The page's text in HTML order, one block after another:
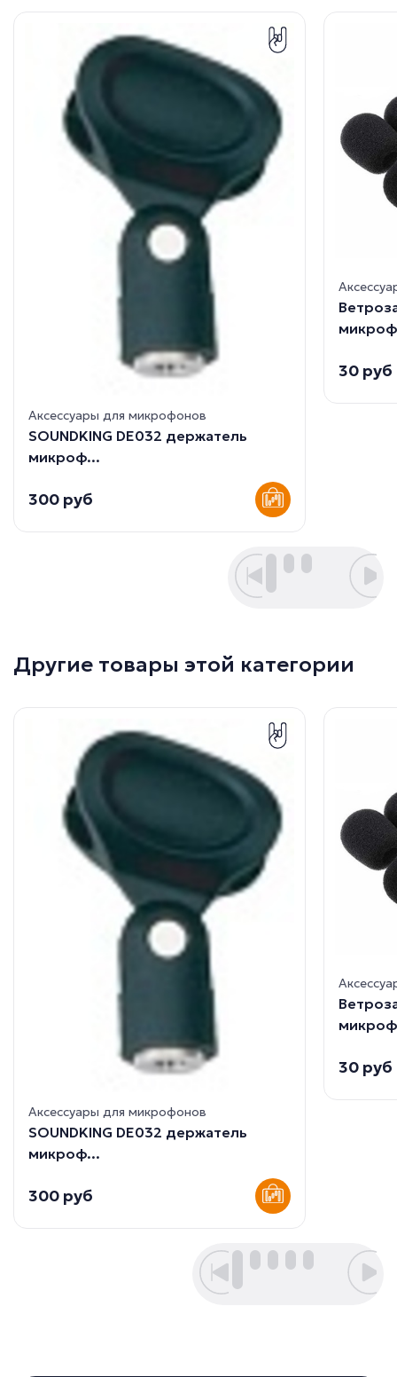
Аксессуары для микрофонов
SOUNDKING DE032 держатель
микроф...
300 руб
30 руб
Другие товары этой категории
Аксессуары для микрофонов
SOUNDKING DE032 держатель
микроф...
300 руб
30 руб